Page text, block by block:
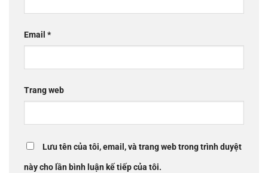
Email *
Trang web
Lưu tên của tôi, email, và trang web trong trình duyệt
này cho lần bình luận kế tiếp của tôi.